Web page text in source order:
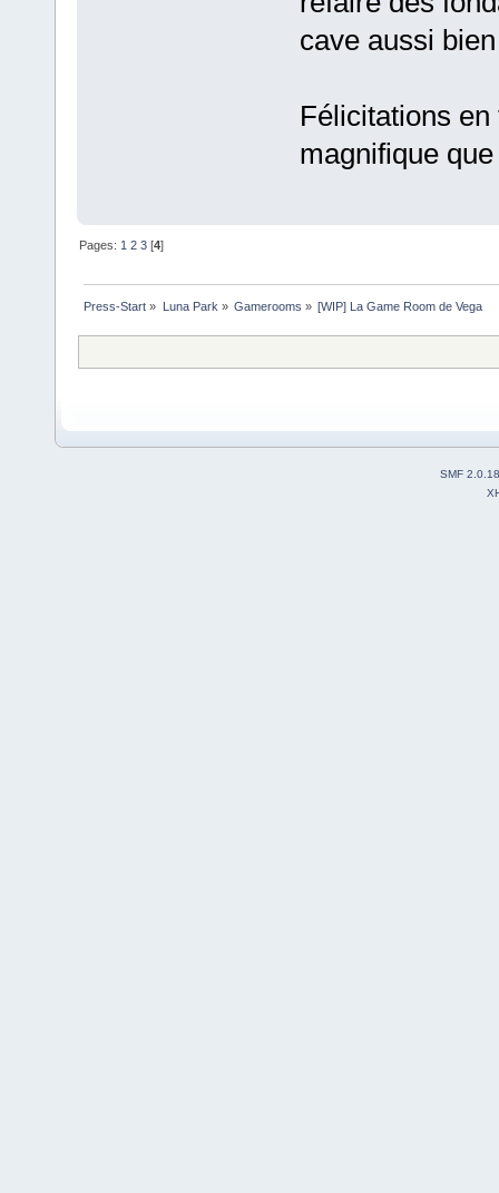
cave aussi
Félicitations
magnifique
Pages: 1 2 3 [4]
Press-Start » Luna Park » Gamerooms » [WIP] La Game Room de Vega
SMF 2.0.18